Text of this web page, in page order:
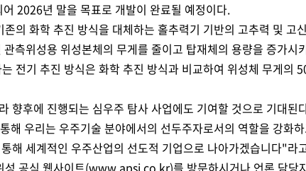
2026년 말을 목표로 개발이 완료될 예정이다.
의 화학 추진 방식을 대체하는 홀추력기 기반의 고추력 및 고
측위성용 위성본체의 무게를 줄이고 탑재체의 용량을 증가
전기 추진 방식은 화학 추진 방식과 비교하여 위성체 무게
향후에 진행되는 심우주 탐사 사업에도 기여할 것으로 기대된
해 우리는 우주기술 분야에서의 선두주자로서의 역할을 강화
해 세계적인 우주산업의 선도적 기업으로 나아가겠습니다"라
성 공식 웹사이트(www.apsi.co.kr)를 방문하시거나 언론 담당